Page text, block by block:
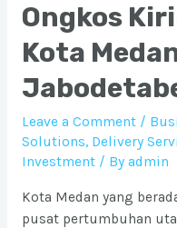
Ongkos
Kota
Leave a Comment /
Solutions, Delivery
Investment/ By admin
Kota Medan yang
pusat pertumbuhan